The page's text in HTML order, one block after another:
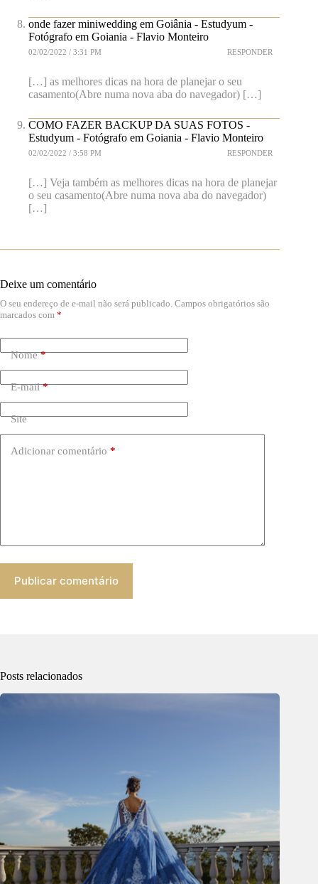
onde fazer miniwedding em Goiânia - Estudyum -
Fotógrafo em Goiania - Flavio Monteiro
02/02/2022 / 3:31 PM RESPONDER
[…] as melhores dicas na hora de planejar o seu
casamento(Abre numa nova aba do navegador) […]
COMO FAZER BACKUP DA SUAS FOTOS -
Estudyum - Fotógrafo em Goiania - Flavio Monteiro
02/02/2022 / 3:58 PM RESPONDER
[…] Veja também as melhores dicas na hora de planejar
o seu casamento(Abre numa nova aba do navegador)
[…]
Deixe um comentário
O seu endereço de e-mail não será publicado. Campos obrigatórios são
marcados com *
Nome*
E-mail*
Site
Adicionar comentário *
Publicar comentário
Posts relacionados